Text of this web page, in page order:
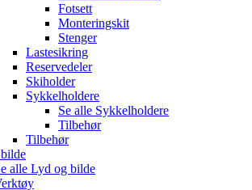
Fotsett
Monteringskit
Stenger
Lastesikring
Reservedeler
Skiholder
Sykkelholdere
Se alle Sykkelholdere
Tilbehør
Tilbehør
alle Lyd og bilde